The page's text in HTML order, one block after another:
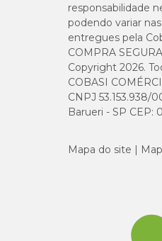
Taurina (mín.)
Vitamina E
Vitamina C
Hexametafosfato
responsabilidade
podendo variar
entregues pela
COMPRA
Copyright 2026.
COBASI
CNPJ 53.153.938/
Barueri - SP CEP:
Mapa do site